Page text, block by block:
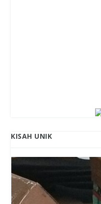
KISAH UNIK